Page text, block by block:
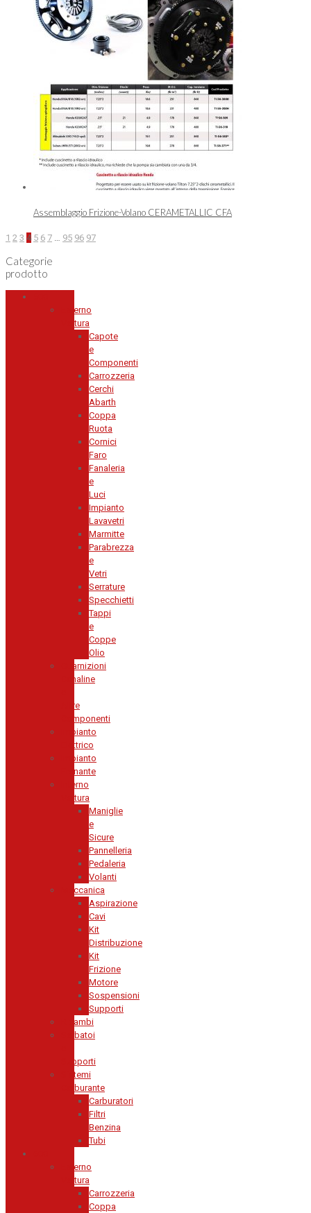
Assemblaggio Frizione-Volano CERAMETALLIC CFA
1 2 3 4 5 6 7 95 96 97
Categorie
prodotto
Esterno
Vettura
Capote
e
Componenti
Carrozzeria
Cerchi
Abarth
Coppa
Ruota
Cornici
Faro
Fanaleria
e
Luci
Impianto
Lavavetri
Marmitte
Parabrezza
e
Vetri
Serrature
Specchietti
Tappi
e
Coppe
Olio
Guarnizioni
Canaline
Altre
Componenti
Impianto
Elettrico
Impianto
Frenante
Interno
Vettura
Maniglie
e
Sicure
Pannelleria
Pedaleria
Volanti
Meccanica
Aspirazione
Cavi
Kit
Distribuzione
Kit
Frizione
Motore
Sospensioni
Supporti
Ricambi
Serbatoi
Supporti
Sistemi
Carburante
Carburatori
Filtri
Benzina
Tubi
Esterno
Vettura
Carrozzeria
Coppa